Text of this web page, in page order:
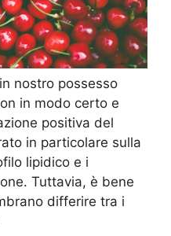
nostro possesso
in modo certo e
positiva del
in particolare sulla
lipidico e i
Tuttavia, è bene
differire tra i